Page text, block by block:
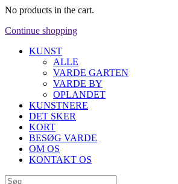
No products in the cart.
Continue shopping
KUNST
ALLE
VARDE GARTEN
VARDE BY
OPLANDET
KUNSTNERE
DET SKER
KORT
BESØG VARDE
OM OS
KONTAKT OS